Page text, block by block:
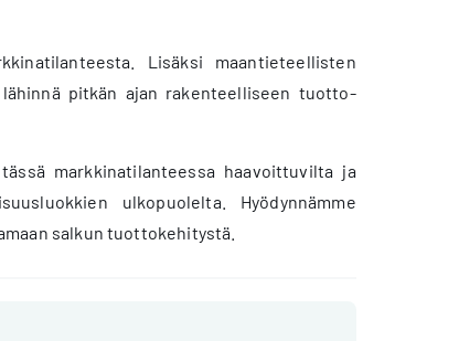
Lisäksi maantieteellisten
pitkän ajan rakenteelliseen tuotto-
markkinatilanteessa haavoittuvilta ja
ulkopuolelta. Hyödynnämme
salkun tuottokehitystä.